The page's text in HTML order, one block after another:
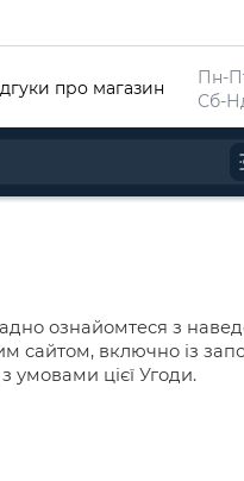
Пн-
Сб-
про магазин
ознайомтеся з
сайтом, включно із
умовами цієї Угоди.